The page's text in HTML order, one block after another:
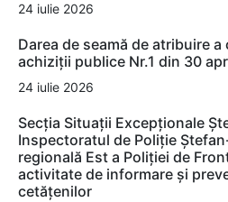
24 iulie 2026
Darea de seamă de atribuire
achiziții publice Nr.1 din 30
24 iulie 2026
Secția Situații Excepționale
Inspectoratul de Poliție
regională Est a Poliției de
activitate de informare și
cetățenilor